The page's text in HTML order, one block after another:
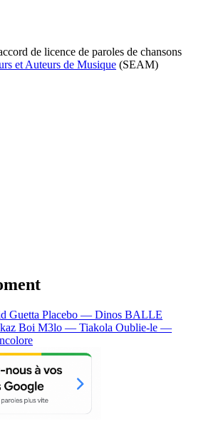
de licence de paroles de chansons
et Auteurs de Musique (SEAM)
Guetta Placebo — Dinos BALLE
Boi M3lo — Tiakola Oublie-le —